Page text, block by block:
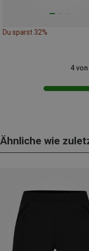
Du sparst 32%
4
Ähnliche wie